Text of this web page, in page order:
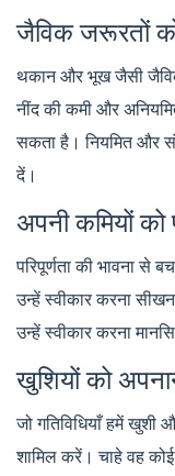
जैविक जरूरतों
थकान और भूख जैसी
नींद की कमी और
सकता है। नियमित और
दें।
अपनी कमियों को
परिपूर्णता की भावना से
उन्हें स्वीकार करना
उन्हें स्वीकार करना
खुशियों को
जो गतिविधियाँ हमें खुशी
शामिल करें। चाहे वह कोई